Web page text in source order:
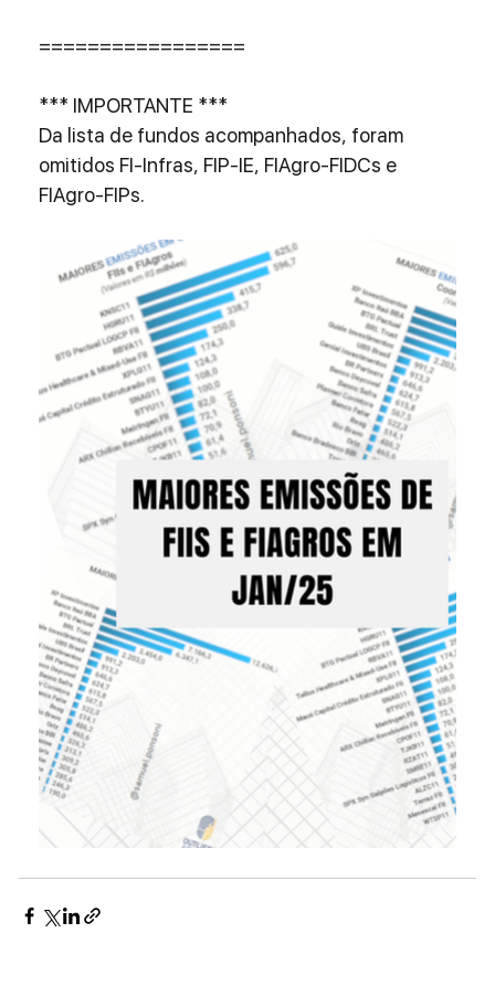
=================
*** IMPORTANTE ***
Da lista de fundos acompanhados, foram
omitidos FI-Infras, FIP-IE, FIAgro-FIDCs e
FIAgro-FIPs.